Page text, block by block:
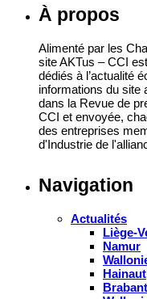
À propos
Alimenté par les
site AKTus – CCI
dédiés à l’actualité
informations du site
dans la Revue de
CCI et envoyée,
des entreprises
d'Industrie de
Navigation
Actualités
Liège-
Namur
Hainaut